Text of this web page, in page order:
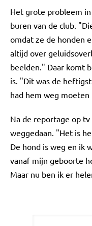
Het grote probleem
buren van de club.
omdat ze de honden
altijd over
beelden." Daar komt
is. "Dit was de
had hem weg
Na de reportage op
weggedaan. "Het is
De hond is weg en ik
vanaf mijn geboorte
Maar nu ben ik er